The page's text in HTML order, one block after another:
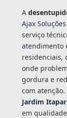
A
Ajax
serviço
atendimento
residenciais,
onde
gordura e
com
Jardim
em